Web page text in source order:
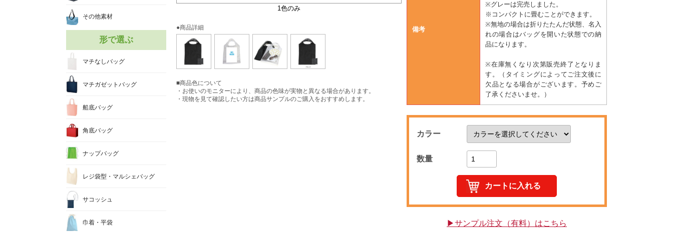
1色のみ
大きさイメージ
使用イメージ
●商品詳細
■商品色について
・お使いのモニターにより、商品の色味が実物と異なる場合があります。
・現物を見て確認したい方は商品サンプルのご購入をおすすめします。
備考
※グレーは完売しました。
※コンパクトに畳むことができます。
※無地の場合は折りたたんだ状態、名入
れの場合はバッグを開いた状態での納
品になります。
※在庫無くなり次第販売終了となりま
す。（タイミングによってご注文後に
欠品となる場合がございます。予めご
了承くださいませ。）
カラー
数量
▶サンプル注文（有料）はこちら
その他素材
形で選ぶ
マチなしバッグ
マチガゼットバッグ
船底バッグ
角底バッグ
ナップバッグ
レジ袋型・マルシェバッグ
サコッシュ
巾着・平袋